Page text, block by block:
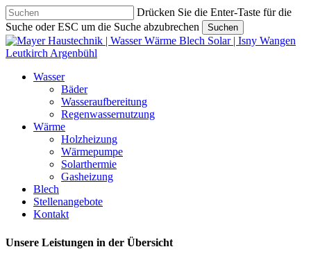
Skip
to
main
content
Drücken Sie die Enter-Taste für die
Suche oder ESC um die Suche abzubrechen
Suchen
Close
Search
Menu
Wasser
Bäder
Wasseraufbereitung
Regenwassernutzung
Wärme
Holzheizung
Wärmepumpe
Solarthermie
Gasheizung
Blech
Stellenangebote
Kontakt
Unsere Leistungen in der Übersicht